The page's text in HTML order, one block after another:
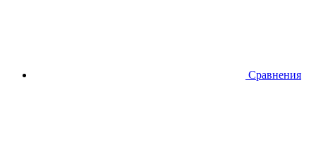
Сравнения